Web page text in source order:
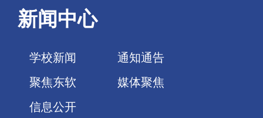
新闻中心
学校新闻
通知通告
聚焦东软
媒体聚焦
信息公开